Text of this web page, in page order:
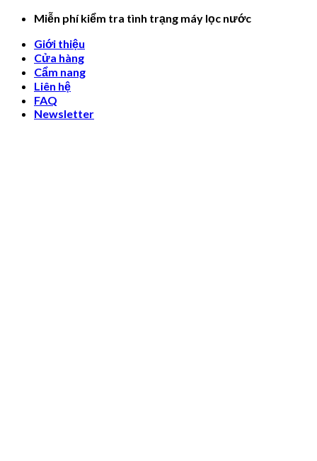
Skip
content
Miễn phí kiểm tra tình trạng máy lọc nước
Giới thiệu
Cửa hàng
Cẩm nang
Liên hệ
FAQ
Newsletter